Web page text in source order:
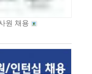
원 채용